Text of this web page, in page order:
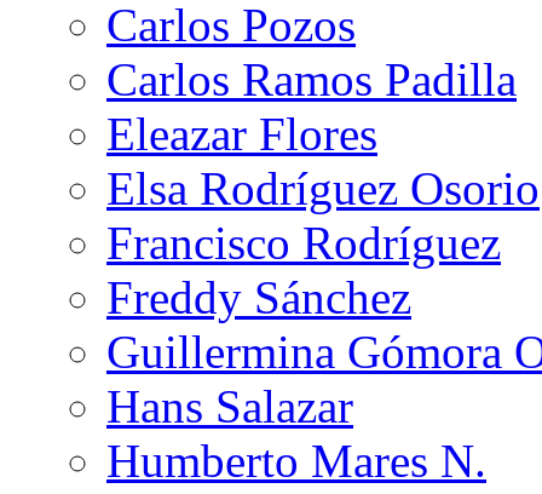
Carlos Pozos
Carlos Ramos Padilla
Eleazar Flores
Elsa Rodríguez Osorio
Francisco Rodríguez
Freddy Sánchez
Guillermina Gómora
Hans Salazar
Humberto Mares N.